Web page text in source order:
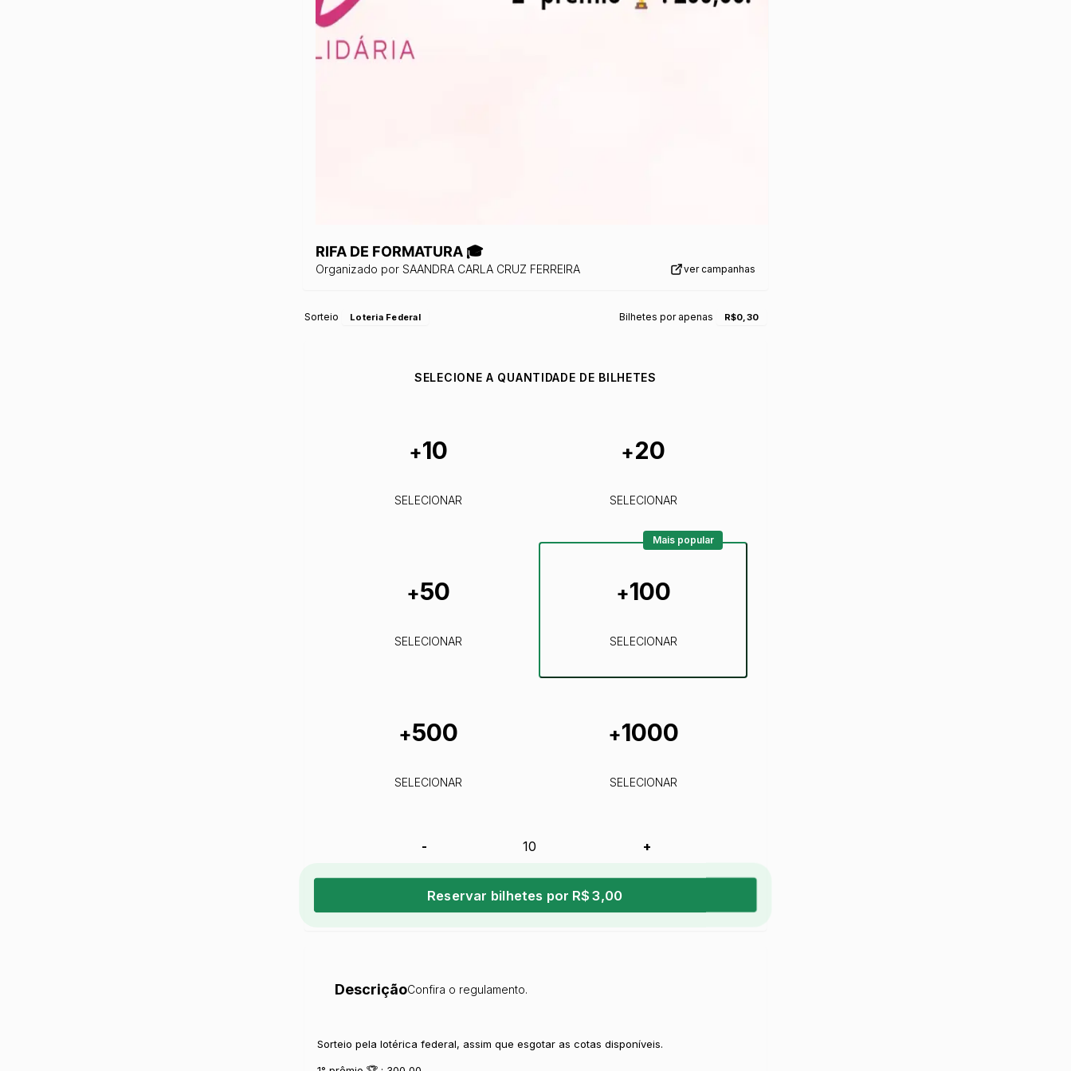
RIFA DE FORMATURA 🎓
Organizado por SAANDRA CARLA CRUZ FERREIRA ver campanhas
Sorteio Loteria Federal Bilhetes por apenas R$0,30
SELECIONE A QUANTIDADE DE BILHETES
+10
SELECIONAR
+20
SELECIONAR
+50
SELECIONAR
+100
SELECIONAR
Mais popular
+500
SELECIONAR
+1000
SELECIONAR
- +
Reservar bilhetes por R$ 3,00
DescriçãoConfira o regulamento.
Sorteio pela lotérica federal, assim que esgotar as cotas disponíveis.